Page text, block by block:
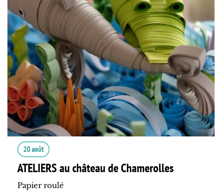
20 août
ATELIERS au château de Chamerolles
Papier roulé